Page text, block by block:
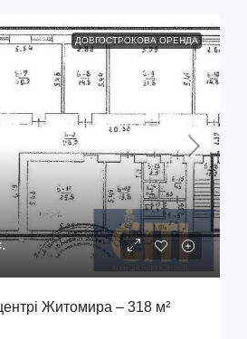
ДОВГОСТРОКОВА ОРЕНДА
Житомира – 318 м²